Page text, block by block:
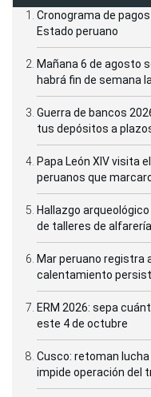
Cronograma de
Estado peruano
Mañana 6 de agosto
habrá fin de semana
Guerra de bancos
tus depósitos a
Papa León XIV visita
peruanos que
Hallazgo
de talleres de
Mar peruano registra
calentamiento
ERM 2026: sepa
este 4 de octubre
Cusco: retoman
impide operación del